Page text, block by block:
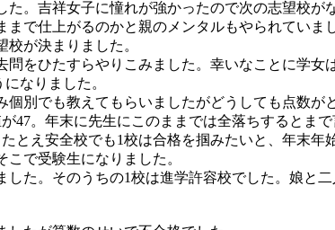
。吉祥女子に憧れが強かったので次の志望校
まで仕上がるのかと親のメンタルもやられてい
が決まりました。
問をひたすらやりこみました。幸いなことに学
なりました。
個別でも教えてもらいましたがどうしても点数
47。年末に先生にこのままでは全落ちするとまで
とえ安全校でも1校は合格を掴みたいと、年末
で受験生になりました。
した。そのうちの1校は進学許容校でした。娘と